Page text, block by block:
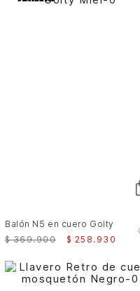
Balón N5 en cuero Golty
$ 369.900 $ 258 . 930